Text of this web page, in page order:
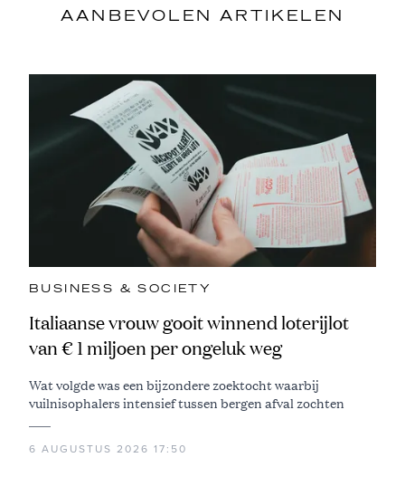
AANBEVOLEN ARTIKELEN
BUSINESS & SOCIETY
Italiaanse vrouw gooit winnend loterijlot
van € 1 miljoen per ongeluk weg
Wat volgde was een bijzondere zoektocht waarbij
vuilnisophalers intensief tussen bergen afval zochten
6 AUGUSTUS 2026 17:50